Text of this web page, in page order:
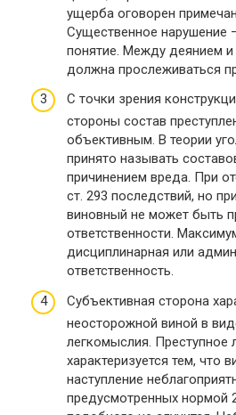
ущерба оговорен
Существенное нарушение
понятие. Между деянием
должна прослеживаться
С точки зрения
стороны состав
объективным. В теории
принято называть
причинением вреда. При
ст. 293 последствий, но
виновный не может быть
ответственности.
дисциплинарная или
ответственность.
Субъективная сторона
неосторожной виной в
легкомыслия. Преступное
характеризуется тем, что
наступление
предусмотренных нормой